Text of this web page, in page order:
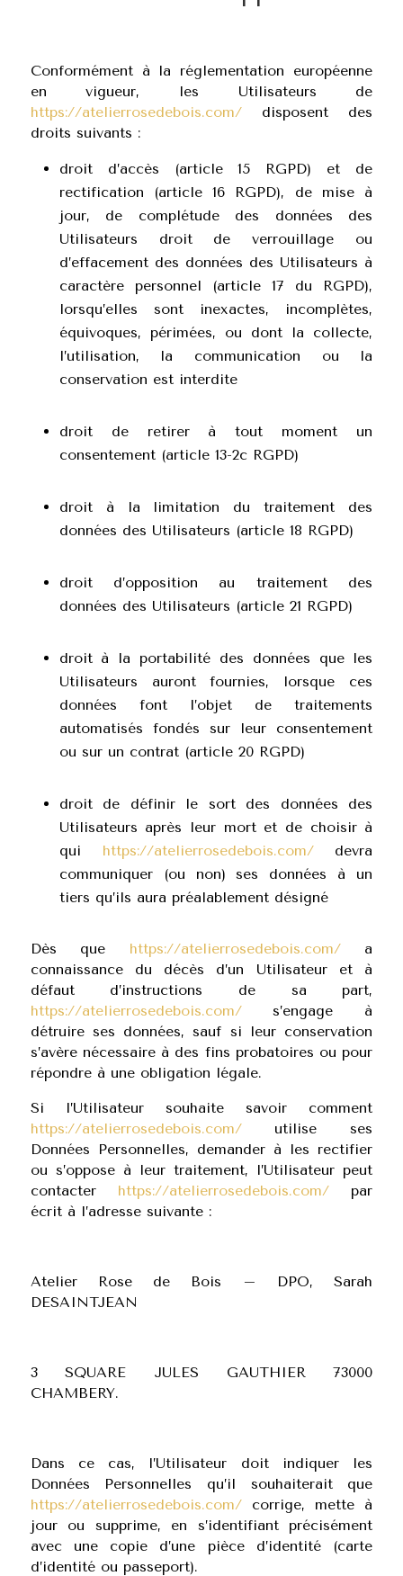
Conformément à la réglementation européenne
en vigueur, les Utilisateurs de
https://atelierrosedebois.com/disposent des
droits suivants :
droit d’accès (article 15 RGPD) et de
rectification (article 16 RGPD), de mise à
jour, de complétude des données des
Utilisateurs droit de verrouillage ou
d’effacement des données des Utilisateurs à
caractère personnel (article 17 du RGPD),
lorsqu’elles sont inexactes, incomplètes,
équivoques, périmées, ou dont la collecte,
l’utilisation, la communication ou la
conservation est interdite
droit de retirer à tout moment un
consentement (article 13-2c RGPD)
droit à la limitation du traitement des
données des Utilisateurs (article 18 RGPD)
droit d’opposition au traitement des
données des Utilisateurs (article 21 RGPD)
droit à la portabilité des données que les
Utilisateurs auront fournies, lorsque ces
données font l’objet de traitements
automatisés fondés sur leur consentement
ou sur un contrat (article 20 RGPD)
droit de définir le sort des données des
Utilisateurs après leur mort et de choisir à
qui https://atelierrosedebois.com/devra
communiquer (ou non) ses données à un
tiers qu’ils aura préalablement désigné
Dès que https://atelierrosedebois.com/a
connaissance du décès d’un Utilisateur et à
défaut d’instructions de sa part,
https://atelierrosedebois.com/s’engage à
détruire ses données, sauf si leur conservation
s’avère nécessaire à des fins probatoires ou pour
répondre à une obligation légale.
Si l’Utilisateur souhaite savoir comment
https://atelierrosedebois.com/utilise ses
Données Personnelles, demander à les rectifier
ou s’oppose à leur traitement, l’Utilisateur peut
contacter https://atelierrosedebois.com/ par
écrit à l’adresse suivante :
Atelier Rose de Bois – DPO, Sarah
DESAINTJEAN
3 SQUARE JULES GAUTHIER 73000
CHAMBERY.
Dans ce cas, l’Utilisateur doit indiquer les
Données Personnelles qu’il souhaiterait que
https://atelierrosedebois.com/corrige, mette à
jour ou supprime, en s’identifiant précisément
avec une copie d’une pièce d’identité (carte
d’identité ou passeport).